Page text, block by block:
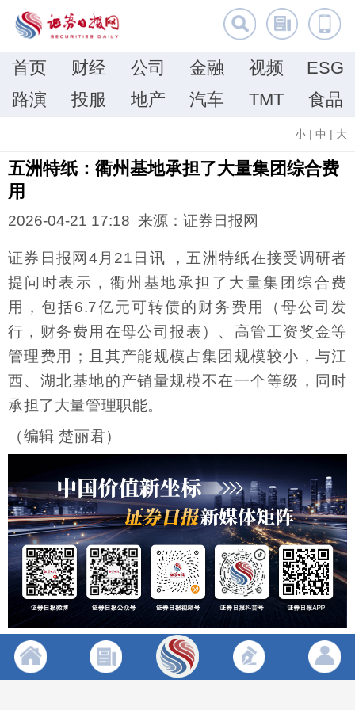
首页 财经 公司 金融 视频
ESG
路演
投服 地产 汽车 TMT 食品
小 | 中 | 大
五洲特纸：衢州基地承担了大量集团综合费
用
2026-04-21 17:18 来源：证券日报网
证券日报网4月21日讯 ，五洲特纸在接受调研者
提问时表示，衢州基地承担了大量集团综合费
用，包括6.7亿元可转债的财务费用（母公司发
行，财务费用在母公司报表）、高管工资奖金等
管理费用；且其产能规模占集团规模较小，与江
西、湖北基地的产销量规模不在一个等级，同时
承担了大量管理职能。
（编辑 楚丽君）